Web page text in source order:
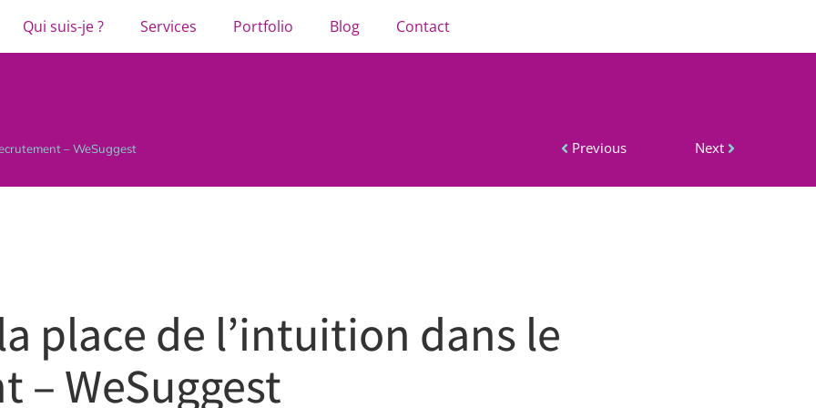
Qui suis-je ? Services Portfolio Blog Contact
– WeSuggest Previous Next
place de l’intuition dans le
– WeSuggest